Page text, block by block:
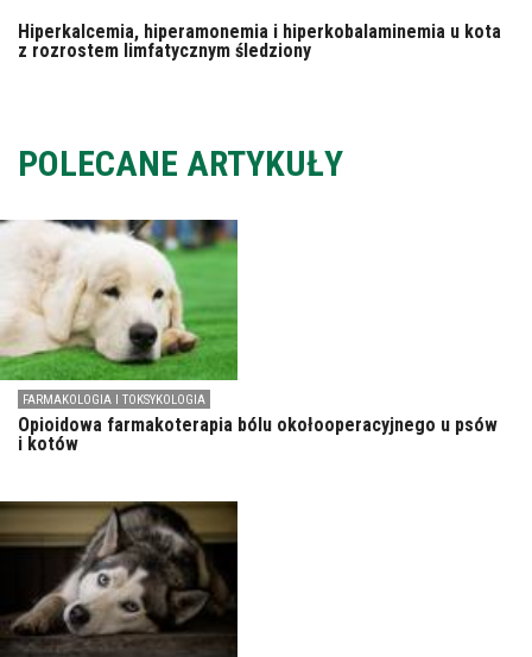
Hiperkalcemia, hiperamonemia i hiperkobalaminemia u kota
z rozrostem limfatycznym śledziony
POLECANE ARTYKUŁY
FARMAKOLOGIA I TOKSYKOLOGIA
Opioidowa farmakoterapia bólu okołooperacyjnego u psów
i kotów